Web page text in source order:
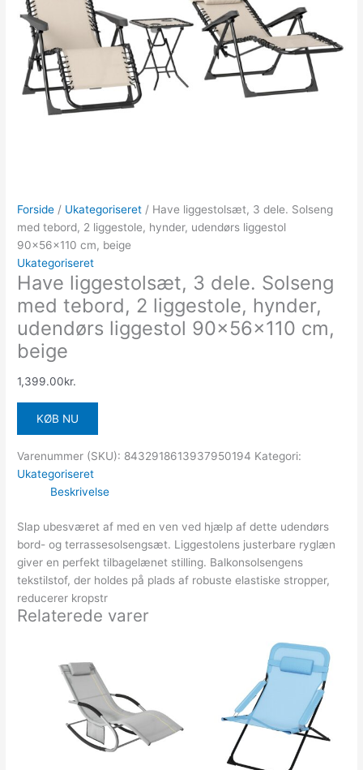
Forside / Ukategoriseret / Have liggestolsæt, 3 dele. Solseng
med tebord, 2 liggestole, hynder, udendørs liggestol
90x56x110 cm, beige
Ukategoriseret
Have liggestolsæt, 3 dele. Solseng
med tebord, 2 liggestole, hynder,
udendørs liggestol 90x56x110 cm,
beige
1,399.00kr.
KØB NU
Varenummer (SKU): 8432918613937950194 Kategori:
Ukategoriseret
Beskrivelse
Slap ubesværet af med en ven ved hjælp af dette udendørs
bord- og terrassesolsengsæt. Liggestolens justerbare ryglæn
giver en perfekt tilbagelænet stilling. Balkonsolsengens
tekstilstof, der holdes på plads af robuste elastiske stropper,
reducerer kropstr
Relaterede varer